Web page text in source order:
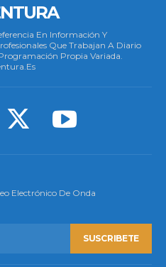
En Información Y
Que Trabajan A Diario
Propia Variada.
Electrónico De Onda
SUSCRIBETE